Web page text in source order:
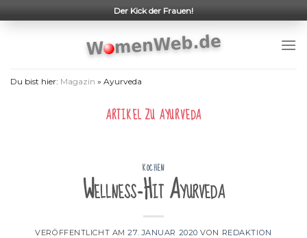
to
Der Kick der Frauen!
Du bist hier: Magazin » Ayurveda
ARTIKEL ZU AYURVEDA
KOCHEN
Wellness-Hit Ayurveda
VERÖFFENTLICHT AM27. JANUAR 2020 VON REDAKTION